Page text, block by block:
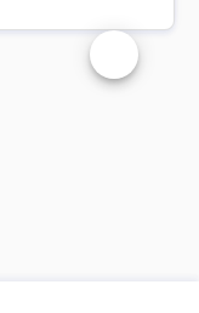
Changer la